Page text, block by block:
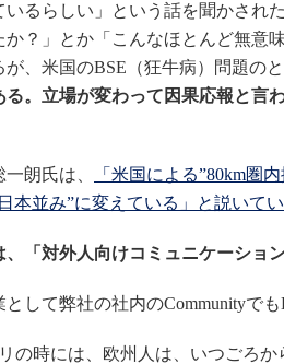
るらしい」という話を聞かされた
か？」とか「こんなほとんど無意
、米国のBSE（狂牛病）問題の
。立場が変わって因果応報と言
朗氏は、
「米国による”80km圏
本並み”に変えている」と説いてい
、「対外人向けコミュニケーショ
して弊社の社内のCommunityでも
の時には、欧州人は、いつごろ